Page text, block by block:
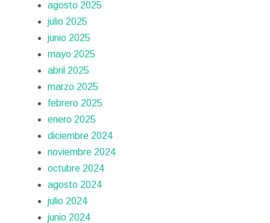
agosto 2025
julio 2025
junio 2025
mayo 2025
abril 2025
marzo 2025
febrero 2025
enero 2025
diciembre 2024
noviembre 2024
octubre 2024
agosto 2024
julio 2024
junio 2024